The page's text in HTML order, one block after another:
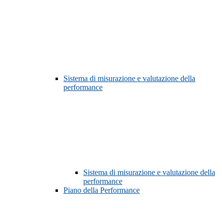
Sistema di misurazione e valutazione della
performance
Sistema di misurazione e valutazione della
performance
Piano della Performance